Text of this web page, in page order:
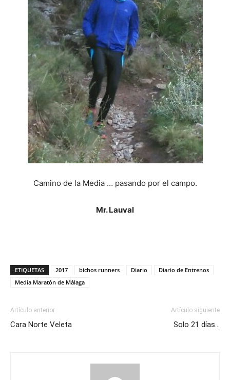
Camino de la Media … pasando por el campo.
Mr. Lauval
ETIQUETAS 2017 bichos runners Diario
Diario de Entrenos
Media Maratón de Málaga
Artículo anterior
Cara Norte Veleta
Artículo siguiente
Solo 21 días…